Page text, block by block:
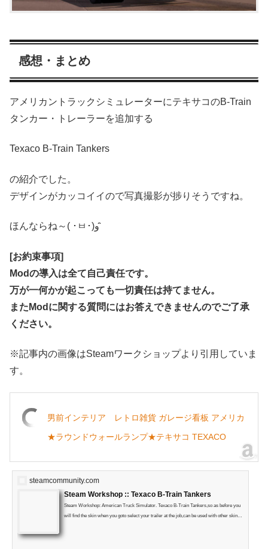
感想・まとめ
アメリカントラックシミュレーターにテキサコのB-Train
タンカー・トレーラーを追加する
Texaco B-Train Tankers
の紹介でした。
デザインがカッコイイので写真撮影が捗りそうですね。
ほんならね～( ･ㅂ･)و ̑̑
[お約束事項]
Modの導入は全て自己責任です。
万が一何かが起こっても一切責任は持てません。
またModに関する質問にはお答えできませんのでご了承
ください。
※記事内の画像はSteamワークショップより引用していま
す。
男前インテリア レトロ雑貨 ガレージ看板 アメリカ
★ラウンドウォールランプ★テキサコ TEXACO
steamcommunity.com
Steam Workshop :: Texaco B-Train Tankers
Steam Workshop: American Truck Simulator. Texaco B-Train Tankers,so as before you
will find the skin when you goto select your trailer at the job,can be used with other skins f